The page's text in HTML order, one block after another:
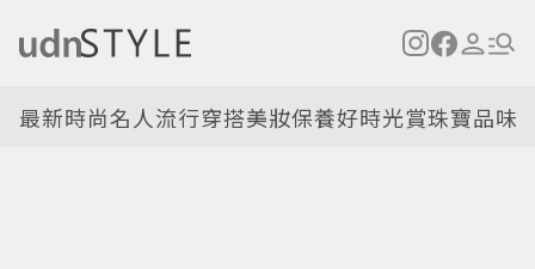
最新時尚名人流行穿搭美妝保養好時光賞珠寶品味